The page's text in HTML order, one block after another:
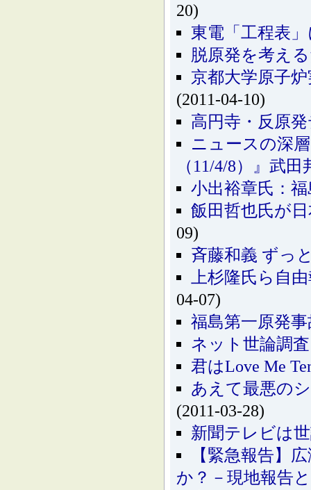
20)
東電「工程表
脱原発を考え
京都大学原子
(2011-04-10)
高円寺・反原
ニュースの深
（11/4/8）』武
小出裕章氏：
飯田哲也氏が
09)
斉藤和義 ずっ
上杉隆氏ら自
04-07)
福島第一原発事
ネット世論調
君はLove Me
あえて最悪の
(2011-03-28)
新聞テレビは
【緊急報告】
か？－現地報告